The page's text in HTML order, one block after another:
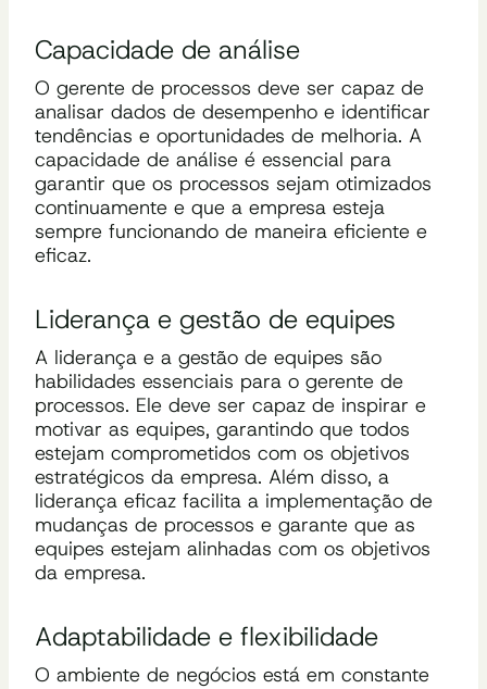
Capacidade de análise
O gerente de processos deve ser capaz de
analisar dados de desempenho e identificar
tendências e oportunidades de melhoria. A
capacidade de análise é essencial para
garantir que os processos sejam otimizados
continuamente e que a empresa esteja
sempre funcionando de maneira eficiente e
eficaz.
Liderança e gestão de equipes
A liderança e a gestão de equipes são
habilidades essenciais para o gerente de
processos. Ele deve ser capaz de inspirar e
motivar as equipes, garantindo que todos
estejam comprometidos com os objetivos
estratégicos da empresa. Além disso, a
liderança eficaz facilita a implementação de
mudanças de processos e garante que as
equipes estejam alinhadas com os objetivos
da empresa.
Adaptabilidade e flexibilidade
O ambiente de negócios está em constante